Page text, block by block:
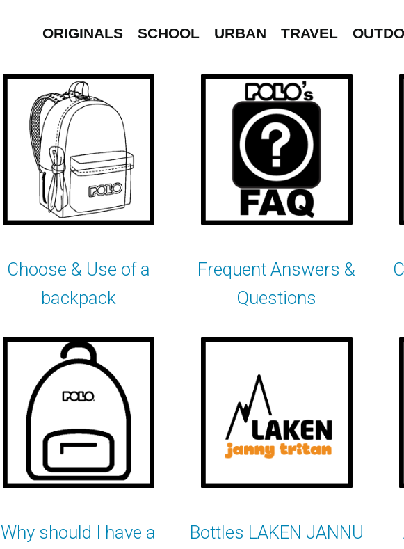
ORIGINALS SCHOOL URBAN TRAVEL
Choose & Use of a
backpack
Frequent Answers &
Questions
Why should I have a
Bottles LAKEN JANNU